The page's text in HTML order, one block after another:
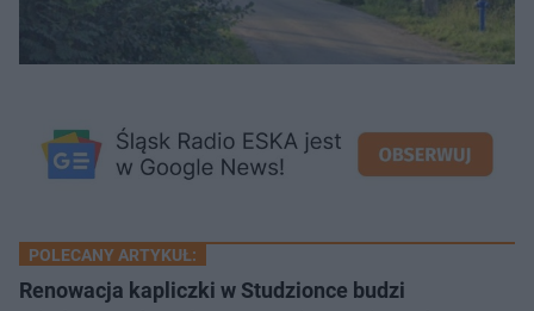
POLECANY ARTYKUŁ:
Renowacja kapliczki w Studzionce budzi